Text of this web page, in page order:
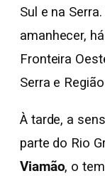
Sul e na
amanhecer,
Fronteira
Serra e
À tarde, a
parte do Rio
Viamão, o